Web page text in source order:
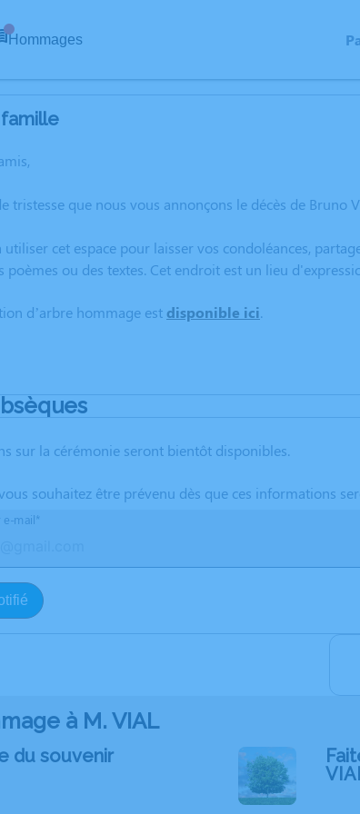
Hommages
tristesse que nous vous annonçons le décès de
cet espace pour laisser vos condoléances,
poèmes ou des textes. Cet endroit est un lieu
d’arbre hommage est disponible ici.
sur la cérémonie seront bientôt disponibles.
souhaitez être prévenu dès que ces informations
e-mail*
à M. VIAL
du souvenir